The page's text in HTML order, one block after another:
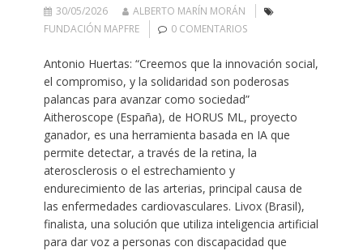
30/05/2026
ALBERTO MARÍN MORÁN
FUNDACIÓN MAPFRE
0 COMENTARIOS
Antonio Huertas: “Creemos que la innovación social,
el compromiso, y la solidaridad son poderosas
palancas para avanzar como sociedad”
Aitheroscope (España), de HORUS ML, proyecto
ganador, es una herramienta basada en IA que
permite detectar, a través de la retina, la
aterosclerosis o el estrechamiento y
endurecimiento de las arterias, principal causa de
las enfermedades cardiovasculares. Livox (Brasil),
finalista, una solución que utiliza inteligencia artificial
para dar voz a personas con discapacidad que